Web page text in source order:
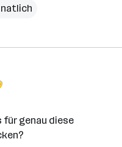
für genau diese